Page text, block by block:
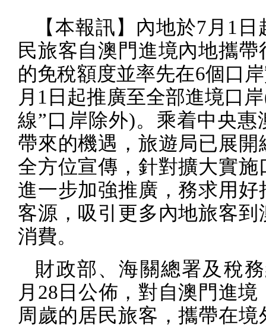
【本報訊】內地於7 月 1 日
民旅客自澳門進境內地攜帶
的免稅額度並率先在6個口
月 1 日起推廣至全部進境口岸
線”口岸除外)。乘着中央惠
帶來的機遇，旅遊局已展開
全方位宣傳，針對擴大實施
進一步加強推廣，務求用好
客源，吸引更多內地旅客到
消費。
財政部、海關總署及稅
月 28 日公佈，對自澳門進境
周歲的居民旅客，攜帶在境